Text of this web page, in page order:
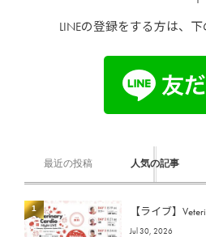
LINEの登録をする方は、
最近の投稿 人気の記事
【ライブ】
Jul 30, 2026
1